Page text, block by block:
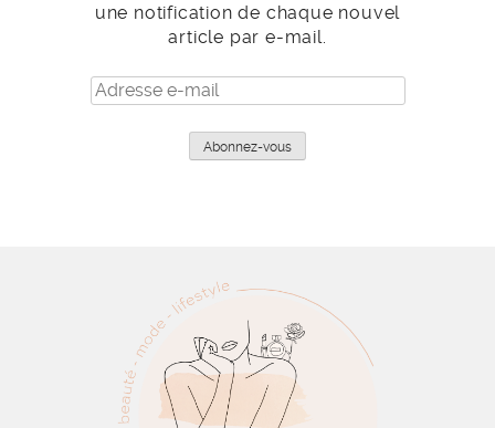
une notification de chaque nouvel
article par e-mail.
Adresse
e-
Abonnez-vous